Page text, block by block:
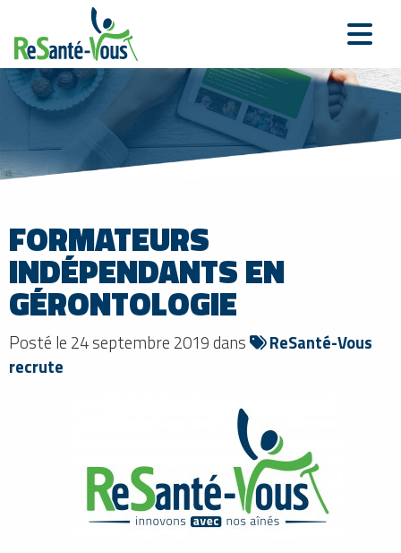
FORMATEURS
INDÉPENDANTS EN
GÉRONTOLOGIE
Posté le 24 septembre 2019 dans
ReSanté-Vous
recrute